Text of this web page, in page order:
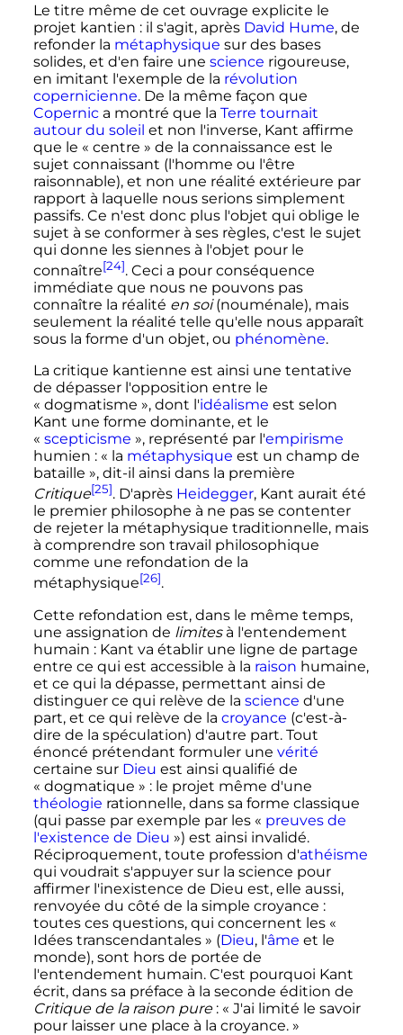
Le titre même de cet ouvrage explicite le
projet kantien : il s'agit, après David Hume, de
refonder la métaphysique sur des bases
solides, et d'en faire une science rigoureuse,
en imitant l'exemple de la révolution
copernicienne. De la même façon que
Copernica montré que la Terre tournait
autour du soleil et non l'inverse, Kant affirme
que le « centre » de la connaissance est le
sujet connaissant (l'homme ou l'être
raisonnable), et non une réalité extérieure par
rapport à laquelle nous serions simplement
passifs. Ce n'est donc plus l'objet qui oblige le
sujet à se conformer à ses règles, c'est le sujet
qui donne les siennes à l'objet pour le
connaître[24]. Ceci a pour conséquence
immédiate que nous ne pouvons pas
connaître la réalité en soi(nouménale), mais
seulement la réalité telle qu'elle nous apparaît
sous la forme d'un objet, ou phénomène.
La critique kantienne est ainsi une tentative
de dépasser l'opposition entre le
« dogmatisme », dont l'idéalisme est selon
Kant une forme dominante, et le
« scepticisme », représenté par l'empirisme
humien : « la métaphysique est un champ de
bataille », dit-il ainsi dans la première
Critique[25]. D'après Heidegger, Kant aurait été
le premier philosophe à ne pas se contenter
de rejeter la métaphysique traditionnelle, mais
à comprendre son travail philosophique
comme une refondation de la
métaphysique[26].
Cette refondation est, dans le même temps,
une assignation de limitesà l'entendement
humain : Kant va établir une ligne de partage
entre ce qui est accessible à la raison humaine,
et ce qui la dépasse, permettant ainsi de
distinguer ce qui relève de la science d'une
part, et ce qui relève de la croyance (c'est-à-
dire de la spéculation) d'autre part. Tout
énoncé prétendant formuler une vérité
certaine sur Dieu est ainsi qualifié de
« dogmatique » : le projet même d'une
théologie rationnelle, dans sa forme classique
(qui passe par exemple par les « preuves de
l'existence de Dieu ») est ainsi invalidé.
Réciproquement, toute profession d'athéisme
qui voudrait s'appuyer sur la science pour
affirmer l'inexistence de Dieu est, elle aussi,
renvoyée du côté de la simple croyance :
toutes ces questions, qui concernent les «
Idées transcendantales » (Dieu, l'âme et le
monde), sont hors de portée de
l'entendement humain. C'est pourquoi Kant
écrit, dans sa préface à la seconde édition de
Critique de la raison pure : « J'ai limité le savoir
pour laisser une place à la croyance. »